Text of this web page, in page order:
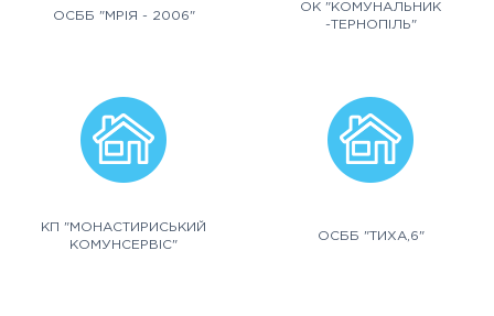
ОСББ "МРІЯ - 2006"
ОК "КОМУНАЛЬНИК
-ТЕРНОПІЛЬ"
КП "МОНАСТИРИСЬКИЙ
КОМУНСЕРВІС"
ОСББ "ТИХА,6"